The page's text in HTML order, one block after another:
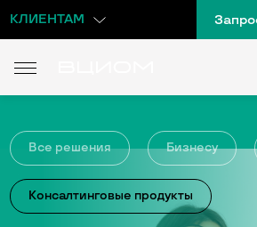
КЛИЕНТАМ
Все решения Бизнесу
Консалтинговые продукты